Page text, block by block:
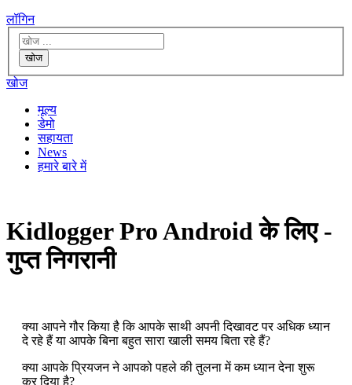
लॉगिन
खोज
खोज
मूल्य
डेमो
सहायता
News
हमारे बारे में
Kidlogger Pro Android के लिए -
गुप्त निगरानी
क्या आपने गौर किया है कि आपके साथी अपनी दिखावट पर अधिक ध्यान
दे रहे हैं या आपके बिना बहुत सारा खाली समय बिता रहे हैं?
क्या आपके प्रियजन ने आपको पहले की तुलना में कम ध्यान देना शुरू
कर दिया है?